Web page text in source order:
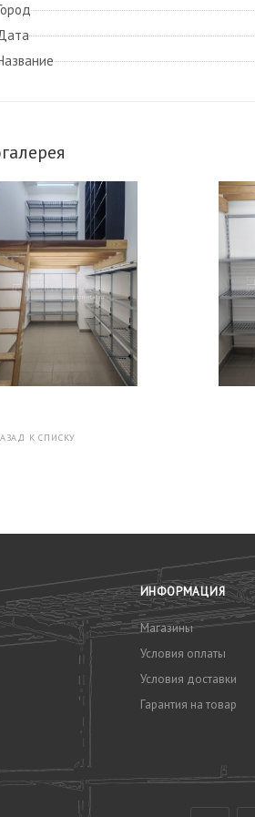
К СПИСКУ
ИНФОРМАЦИЯ
Магазины
Условия оплаты
Условия доставки
Гарантия на товар